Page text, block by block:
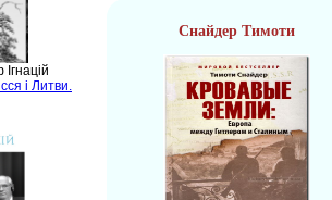
і Литви.
Снайдер Тимоти